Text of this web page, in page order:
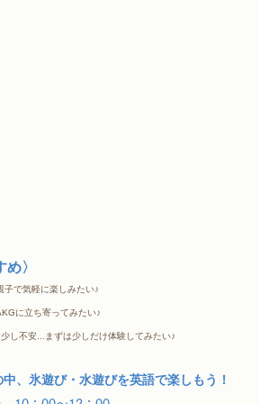
〉
で気軽に楽しみたい♪
に立ち寄ってみたい♪
し不安...まずは少しだけ体験してみたい♪
、氷遊び・水遊びを英語で楽しもう！